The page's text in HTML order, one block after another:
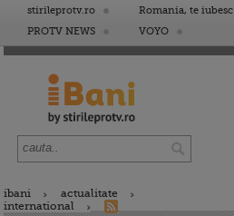
stirileprotv.ro Romania, te iubesc
PROTV NEWS
VOYO
ibani
actualitate
international